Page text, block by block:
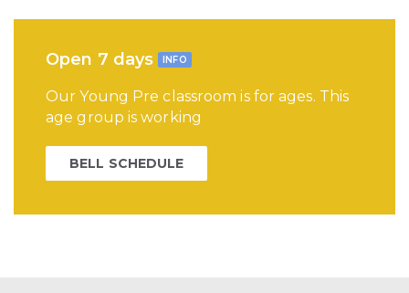
Open 7 days INFO
Our Young Pre classroom is for ages. This
age group is working
BELL SCHEDULE